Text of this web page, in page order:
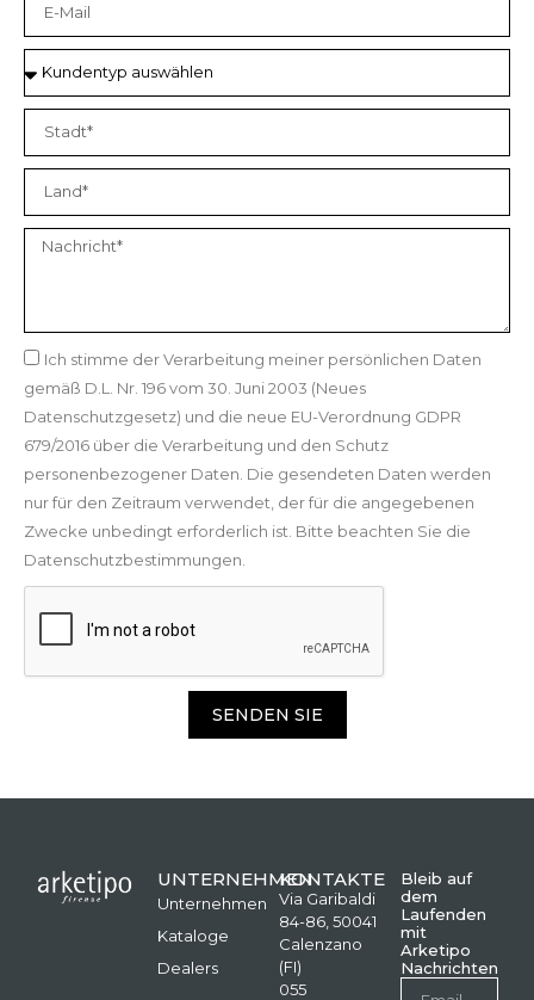
Ich stimme der Verarbeitung meiner persönlichen Daten
gemäß D.L. Nr. 196 vom 30. Juni 2003 (Neues
Datenschutzgesetz) und die neue EU-Verordnung GDPR
679/2016 über die Verarbeitung und den Schutz
personenbezogener Daten. Die gesendeten Daten werden
nur für den Zeitraum verwendet, der für die angegebenen
Zwecke unbedingt erforderlich ist. Bitte beachten Sie die
Datenschutzbestimmungen.
SENDEN SIE
UNTERNEHMEN
Unternehmen
Kataloge
Dealers
KONTAKTE
Via Garibaldi
84-86, 50041
Calenzano
(FI)
055
Bleib auf
dem
Laufenden
mit
Arketipo
Nachrichten